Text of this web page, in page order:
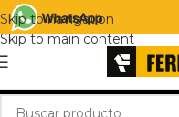
Skip to navigation
Skip to main content